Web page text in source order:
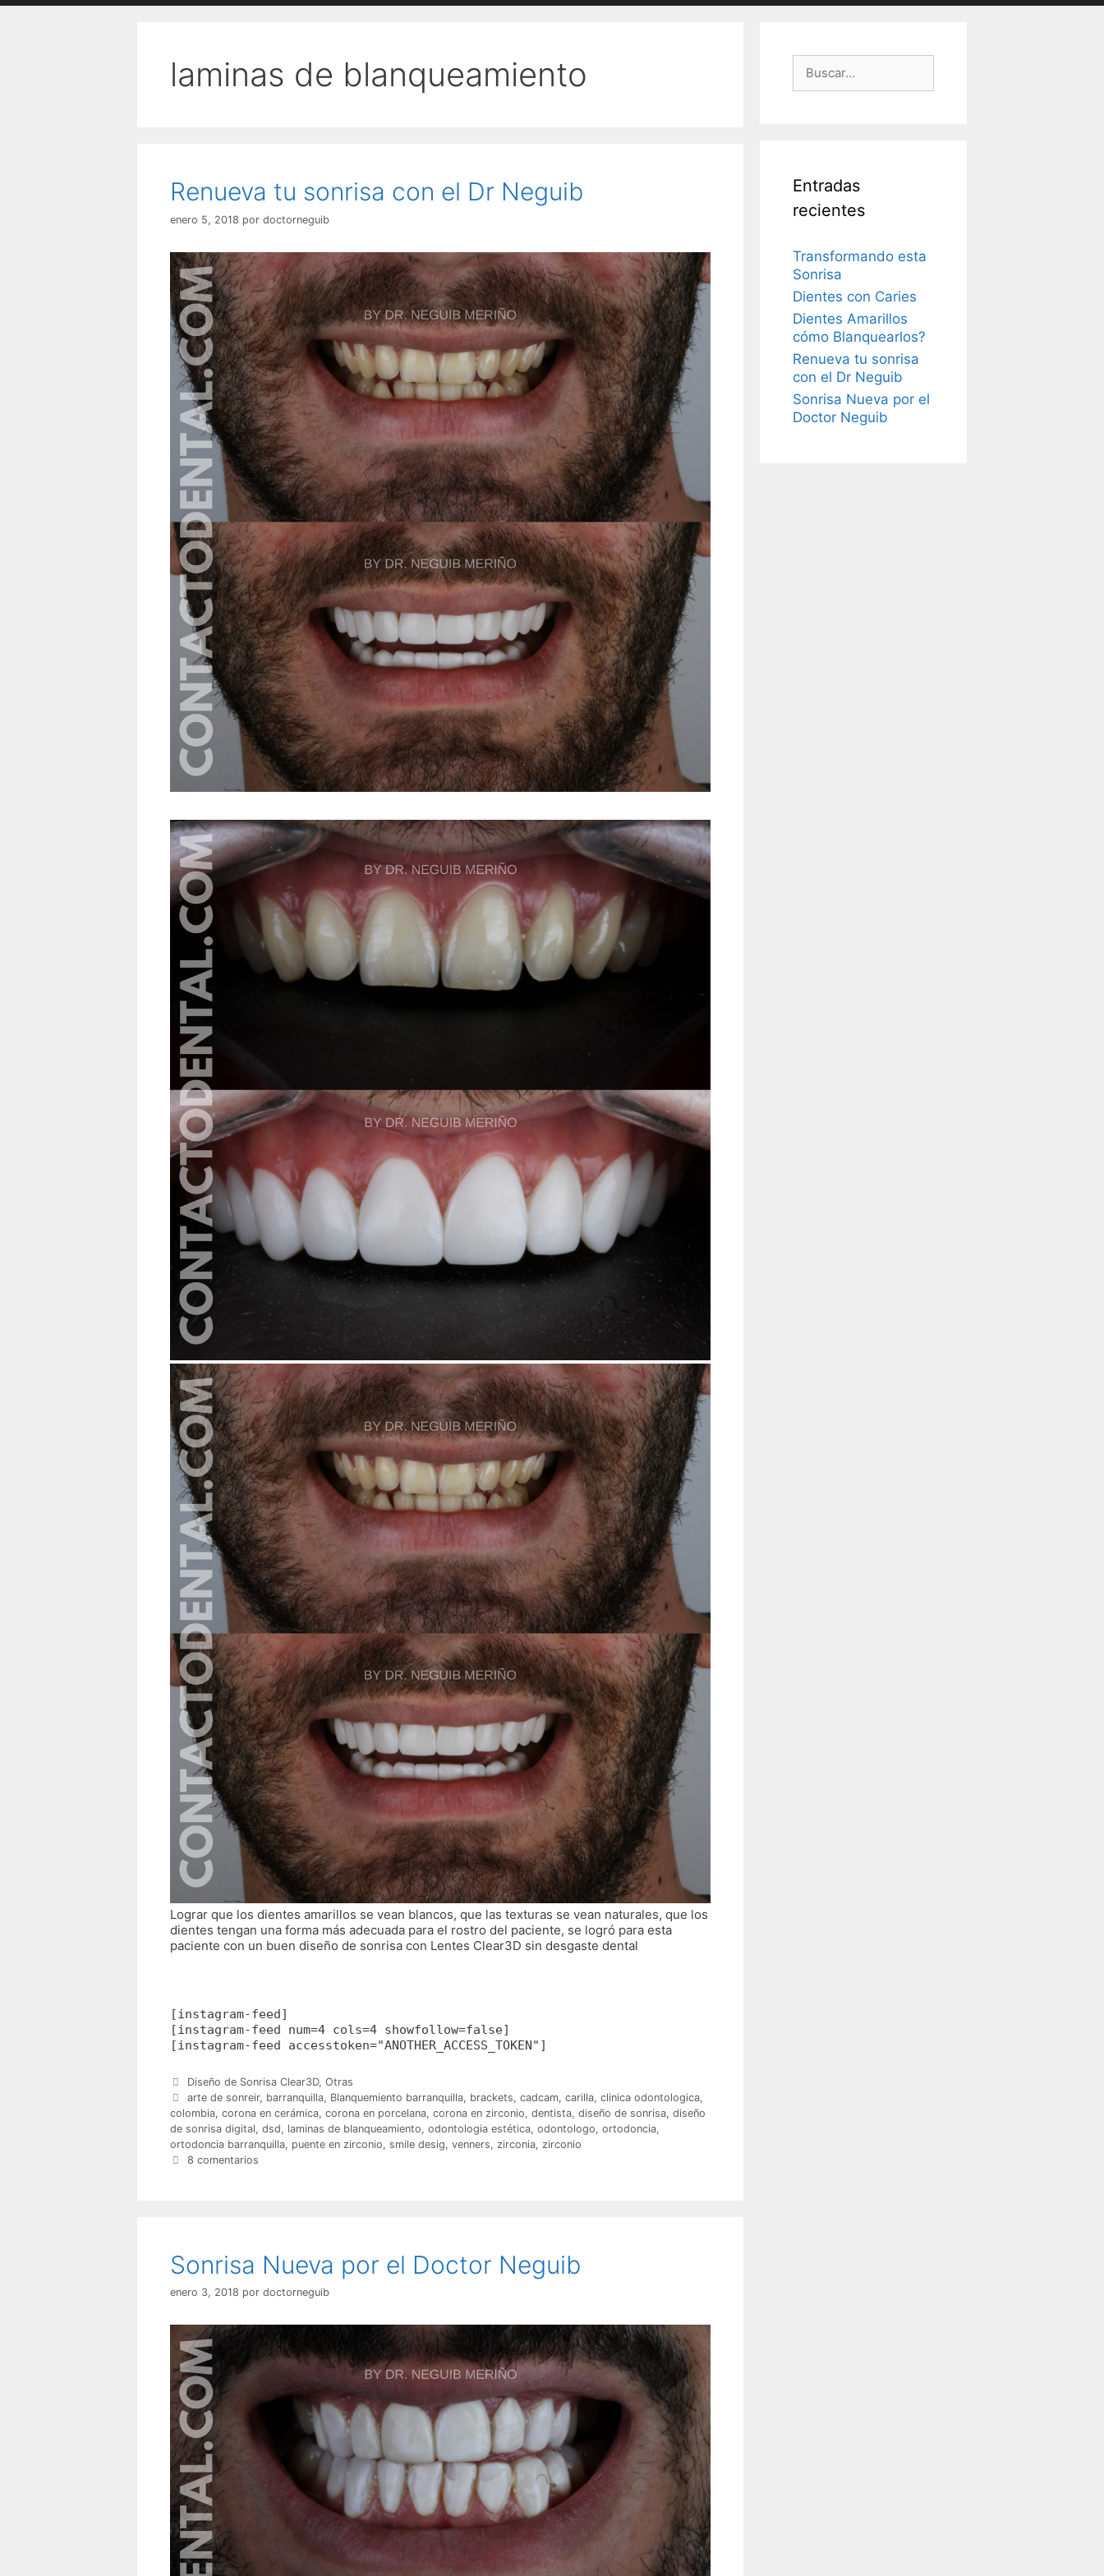
laminas de blanqueamiento
Renueva tu sonrisa con el Dr Neguib
enero 5, 2018 por doctorneguib
Lograr que los dientes amarillos se vean blancos, que las texturas se vean naturales, que los
dientes tengan una forma más adecuada para el rostro del paciente, se logró para esta
paciente con un buen diseño de sonrisa con Lentes Clear3D sin desgaste dental
[instagram-feed]
[instagram-feed num=4 cols=4 showfollow=false]
[instagram-feed accesstoken="ANOTHER_ACCESS_TOKEN"]
Categorías
Diseño de Sonrisa Clear3D, Otras
Etiquetas
arte de sonreir, barranquilla, Blanquemiento barranquilla, brackets, cadcam, carilla, clinica odontologica,
colombia, corona en cerámica, corona en porcelana, corona en zirconio, dentista, diseño de sonrisa, diseño
de sonrisa digital, dsd, laminas de blanqueamiento, odontologia estética, odontologo, ortodoncia,
ortodoncia barranquilla, puente en zirconio, smile desig, venners, zirconia, zirconio
8 comentarios
Sonrisa Nueva por el Doctor Neguib
enero 3, 2018 por doctorneguib
Entradas
recientes
Transformando esta
Sonrisa
Dientes con Caries
Dientes Amarillos
cómo Blanquearlos?
Renueva tu sonrisa
con el Dr Neguib
Sonrisa Nueva por el
Doctor Neguib